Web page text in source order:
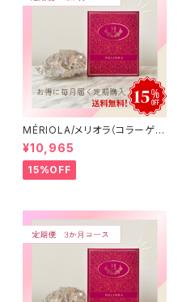
MÉRIOLA/メリオラ（コラーゲン
サポート）定期便（12か月コー
ス）【送料無料】
¥10,965
15%OFF